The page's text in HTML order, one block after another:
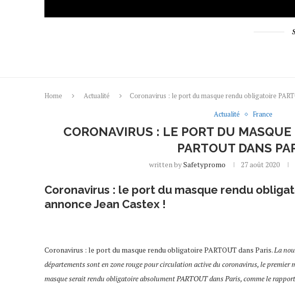
Home Actualité
Coronavirus : le port du masque rendu obligatoire
Actualité
France
CORONAVIRUS : LE PORT DU
PARTOUT DANS
written bySafetypromo 27 août 2020
Coronavirus : le port du masque rendu
annonce Jean Castex !
Coronavirus : le port du masque rendu obligatoire PARTOUT dans Paris.La
départements sont en zone rouge pour circulation active du coronavirus, le premier
masque serait rendu obligatoire absolument PARTOUT dans Paris, comme le